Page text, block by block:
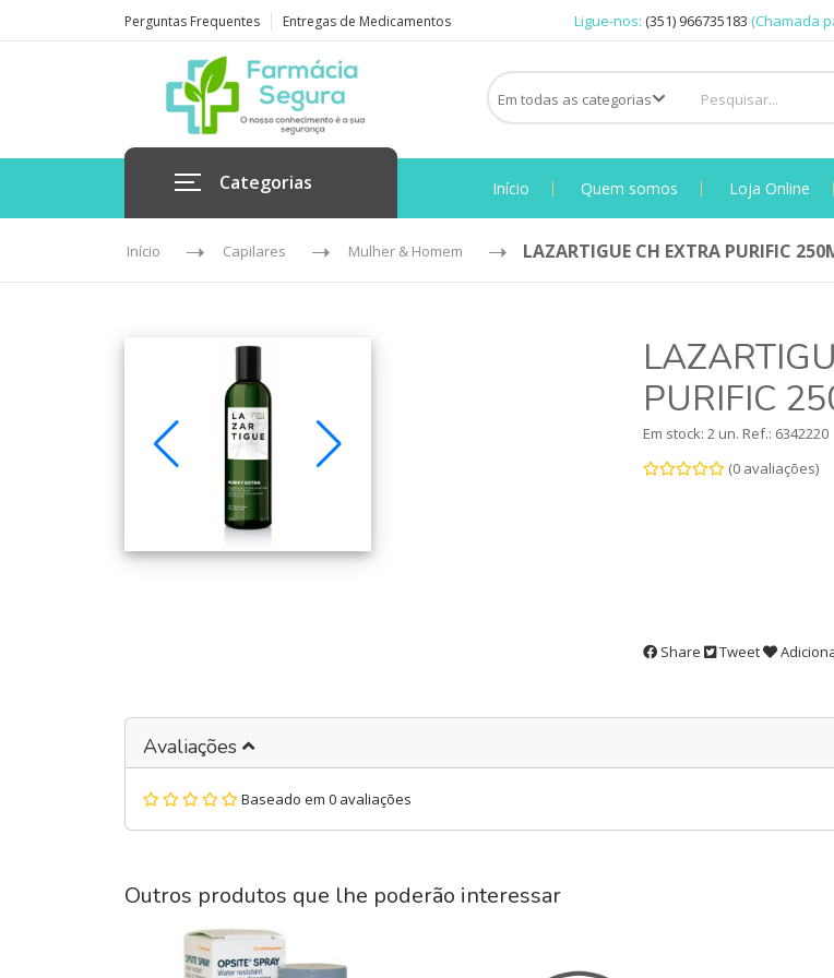
Perguntas Frequentes Entregas de Medicamentos Ligue-nos: (351) 966735183 (Chamada
Categorias Início Quem somos Loja Online
Início Capilares Mulher & Homem LAZARTIGUE CH EXTRA PURIFIC
PURIFIC
Em stock: 2 un. Ref.: 6342220
(0 avaliações)
Share Tweet
Avaliações
Baseado em 0 avaliações
Outros produtos que lhe poderão interessar